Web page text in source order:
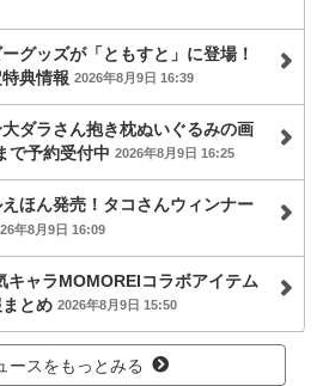
グッズが「ともすと」に登場！
典情報 2026年8月9日 16:39
大ダラさん抱き枕ぬいぐるみの画
で予約受付中 2026年8月9日 16:25
ほん発売！タコさんウィンナー
年8月9日 16:09
キャラMOMOREIコラボアイテム
とめ 2026年8月9日 15:50
ースをもっとみる